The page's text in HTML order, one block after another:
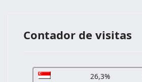
Contador de visitas
26,3%